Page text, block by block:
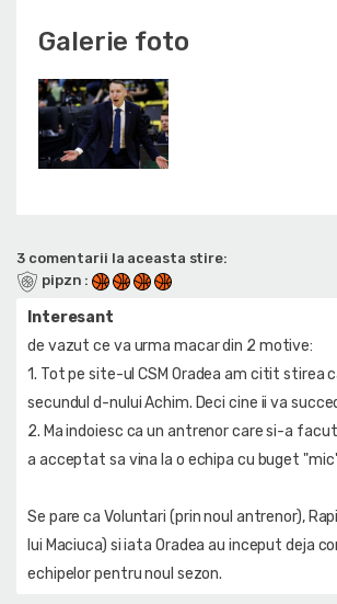
Galerie foto
3 comentarii la aceasta stire:
pipzn :
Interesant
de vazut ce va urma macar din 2 motive:
1. Tot pe site-ul CSM Oradea am citit stirea
secundul d-nului Achim. Deci cine ii va
2. Ma indoiesc ca un antrenor care si-a
a acceptat sa vina la o echipa cu buget
Se pare ca Voluntari (prin noul antrenor),
lui Maciuca) si iata Oradea au inceput deja
echipelor pentru noul sezon.